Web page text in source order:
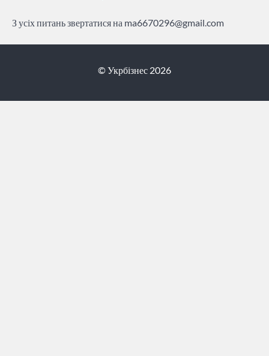
З усіх питань звертатися на ma6670296@gmail.com
© Укрбізнес 2026